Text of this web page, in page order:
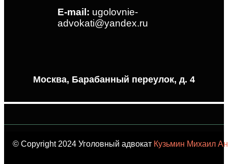
E-mail: ugolovnie-
advokati@yandex.ru
Москва, Барабанный переулок, д. 4
© Copyright 2024 Уголовный адвокат Кузьмин Михаил